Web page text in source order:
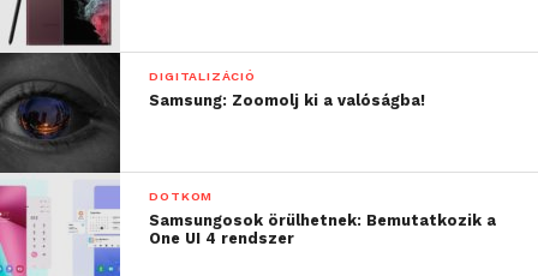
DIGITALIZÁCIÓ
Samsung: Zoomolj ki a valóságba!
DOTKOM
Samsungosok örülhetnek: Bemutatkozik a
One UI 4 rendszer